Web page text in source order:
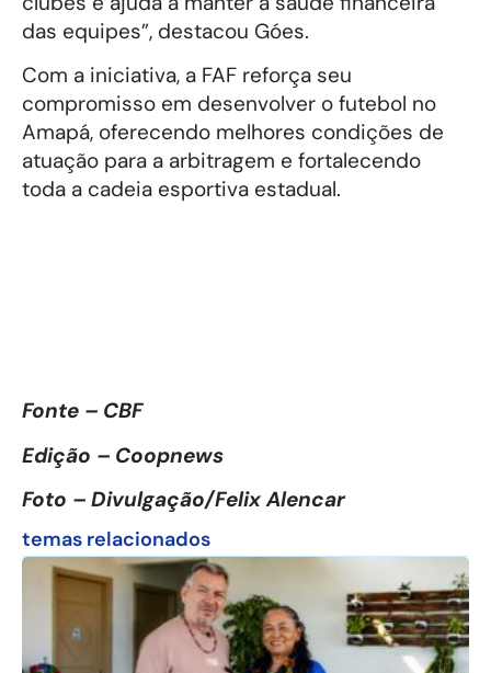
das equipes”, destacou Góes.
Com a iniciativa, a FAF reforça seu
compromisso em desenvolver o futebol no
Amapá, oferecendo melhores condições de
atuação para a arbitragem e fortalecendo
toda a cadeia esportiva estadual.
Fonte – CBF
Edição – Coopnews
Foto – Divulgação/Felix Alencar
temas relacionados